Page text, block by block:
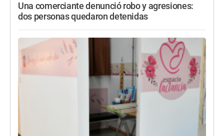
Una comerciante denunció robo y agresiones:
dos personas quedaron detenidas